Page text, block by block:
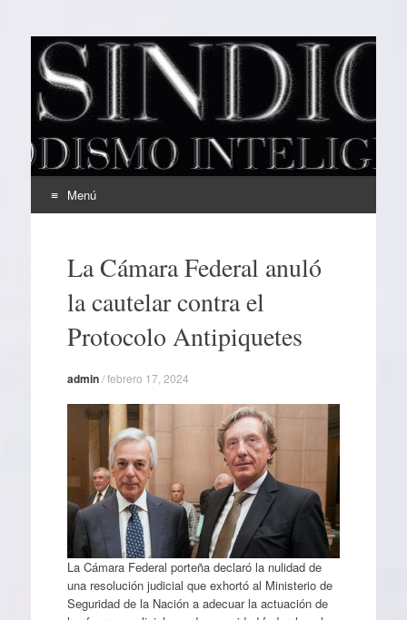
EL SINDICAL
Periodismo Inteligente
Menú
contenidoLa Cámara Federal anuló
la cautelar contra el
Protocolo Antipiquetes
admin/febrero 17, 2024
La Cámara Federal porteña declaró la nulidad de
una resolución judicial que exhortó al Ministerio de
Seguridad de la Nación a adecuar la actuación de